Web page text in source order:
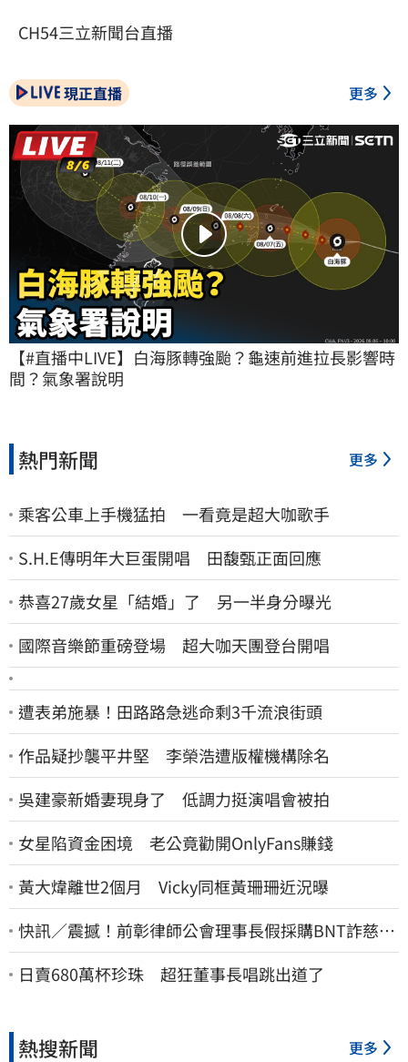
CH54三立新聞台直播
現正直播 更多
【#直播中LIVE】白海豚轉強颱？龜速前進拉長影響時
間？氣象署說明
熱門新聞 更多
乘客公車上手機猛拍 一看竟是超大咖歌手
S.H.E傳明年大巨蛋開唱 田馥甄正面回應
恭喜27歲女星「結婚」了 另一半身分曝光
國際音樂節重磅登場 超大咖天團登台開唱
遭表弟施暴！田路路急逃命剩3千流浪街頭
作品疑抄襲平井堅 李榮浩遭版權機構除名
吳建豪新婚妻現身了 低調力挺演唱會被拍
女星陷資金困境 老公竟勸開OnlyFans賺錢
黃大煒離世2個月 Vicky同框黃珊珊近況曝
快訊／震撼！前彰律師公會理事長假採購BNT詐慈濟
10億、洗錢囤232kg黃金
日賣680萬杯珍珠 超狂董事長唱跳出道了
熱搜新聞 更多